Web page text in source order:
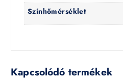
Színhőmérséklet
Kapcsolódó termékek